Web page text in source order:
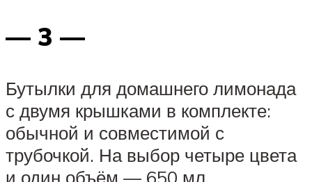
— 3 —
Бутылки для домашнего лимонада
с двумя крышками в комплекте:
обычной и совместимой с
трубочкой. На выбор четыре цвета
и один объём — 650 мл.